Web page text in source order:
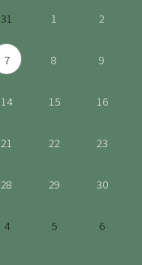
31 1 2
7 8 9
14 15 16
21 22 23
28 29 30
4 5 6